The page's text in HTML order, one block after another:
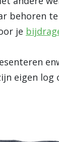
behoren
je
eigen